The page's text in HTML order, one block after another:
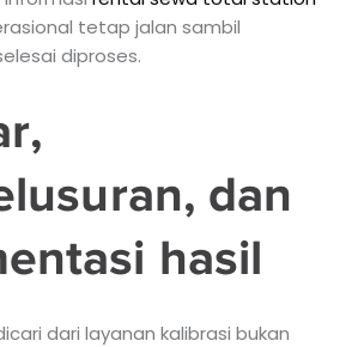
tetap jalan sambil
diproses.
dan
hasil
dari layanan kalibrasi bukan